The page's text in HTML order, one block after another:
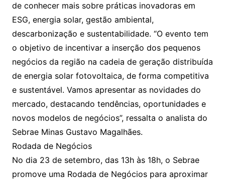
de conhecer mais sobre práticas inovadoras em
ESG, energia solar, gestão ambiental,
descarbonização e sustentabilidade. “O evento tem
o objetivo de incentivar a inserção dos pequenos
negócios da região na cadeia de geração distribuída
de energia solar fotovoltaica, de forma competitiva
e sustentável. Vamos apresentar as novidades do
mercado, destacando tendências, oportunidades e
novos modelos de negócios”, ressalta o analista do
Sebrae Minas Gustavo Magalhães.
Rodada de Negócios
No dia 23 de setembro, das 13h às 18h, o Sebrae
promove uma Rodada de Negócios para aproximar